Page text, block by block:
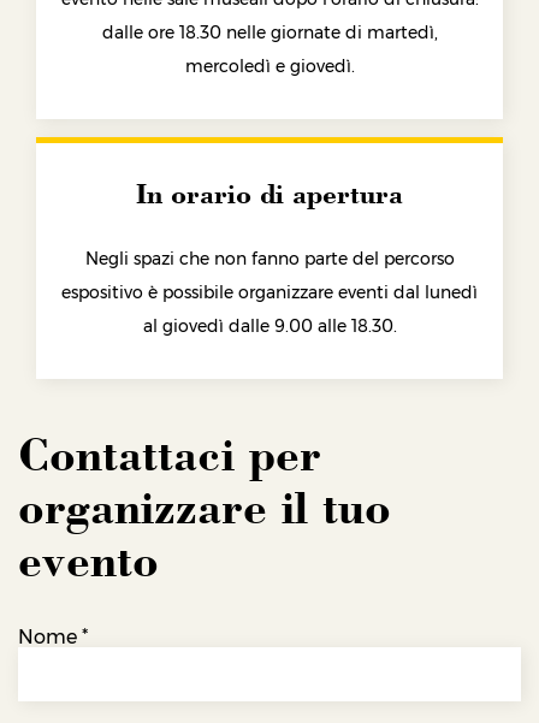
dalle ore 18.30 nelle giornate di martedì,
mercoledì e giovedì.
In orario di apertura
Negli spazi che non fanno parte del percorso
espositivo è possibile organizzare eventi dal lunedì
al giovedì dalle 9.00 alle 18.30.
Contattaci per
organizzare il tuo
evento
Nome *